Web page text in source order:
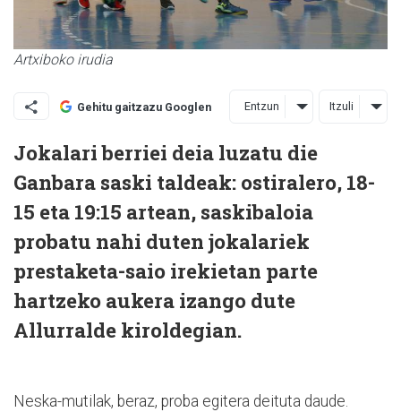
Artxiboko irudia
Gehitu gaitzazu Googlen Entzun Itzuli
Jokalari berriei deia luzatu die
Ganbara saski taldeak: ostiralero, 18-
15 eta 19:15 artean, saskibaloia
probatu nahi duten jokalariek
prestaketa-saio irekietan parte
hartzeko aukera izango dute
Allurralde kiroldegian.
Neska-mutilak, beraz, proba egitera deituta daude.